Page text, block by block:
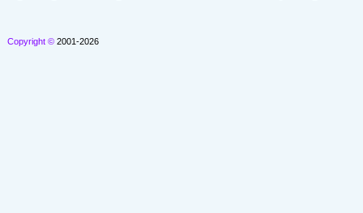
Copyright © 2001-2026